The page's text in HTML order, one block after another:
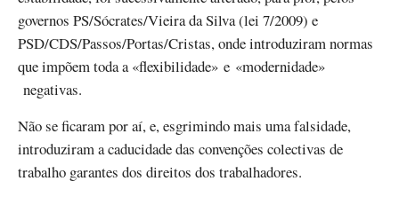
governos PS/Sócrates/Vieira da Silva (lei 7/2009) e
PSD/CDS/Passos/Portas/Cristas, onde introduziram normas
que impõem toda a «flexibilidade» e «modernidade»
negativas.
Não se ficaram por aí, e, esgrimindo mais uma falsidade,
introduziram a caducidade das convenções colectivas de
trabalho garantes dos direitos dos trabalhadores.